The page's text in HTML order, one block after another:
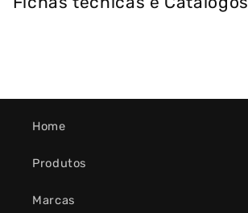
Home
Produtos
Marcas